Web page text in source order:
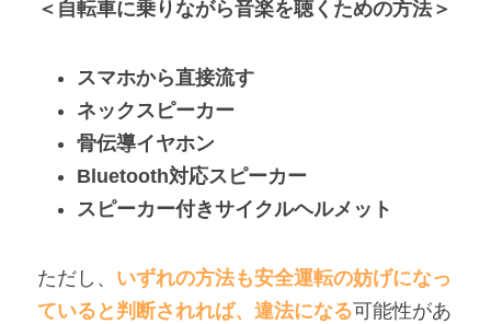
＜自転車に乗りながら音楽を聴くための方法＞
スマホから直接流す
ネックスピーカー
骨伝導イヤホン
Bluetooth対応スピーカー
スピーカー付きサイクルヘルメット
ただし、 いずれの方法も安全運転の妨げになっ
ていると判断されれば、違法になる可能性があ